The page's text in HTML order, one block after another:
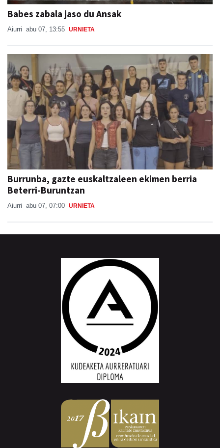
Babes zabala jaso du Ansak
Aiurri abu 07, 13:55 URNIETA
Burrunba, gazte euskaltzaleen ekimen berria
Beterri-Buruntzan
Aiurri abu 07, 07:00 URNIETA